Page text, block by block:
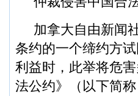
加拿大自由新闻
条约的一个缔约方
利益时，此举将危
法公约》（以下简